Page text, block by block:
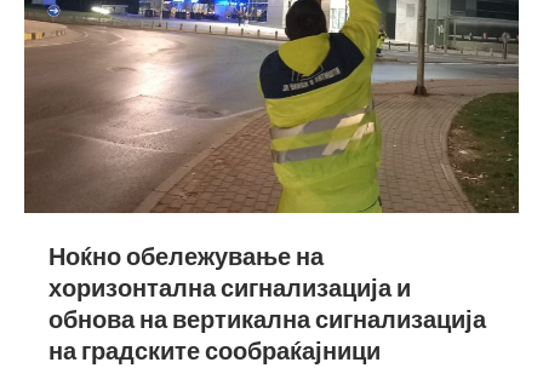
Ноќно обележување на
хоризонтална сигнализација и
обнова на вертикална сигнализација
на градските сообраќајници